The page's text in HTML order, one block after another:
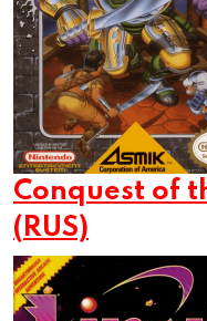
Conquest of
(RUS)